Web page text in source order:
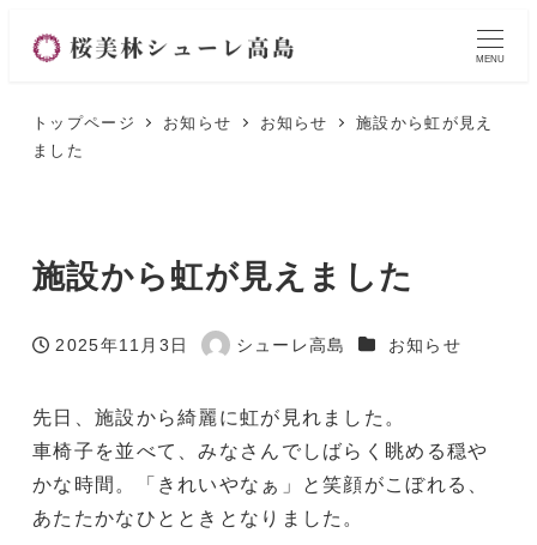
MENU
トップページ お知らせ お知らせ
施設から虹が見え
ました
施設から虹が見えました
投稿日
2025年11月3日
著
シューレ高島 カテゴリー
お知らせ
先日、施設から綺麗に虹が見れました。
車椅子を並べて、みなさんでしばらく眺める穏や
かな時間。「きれいやなぁ」と笑顔がこぼれる、
あたたかなひとときとなりました。